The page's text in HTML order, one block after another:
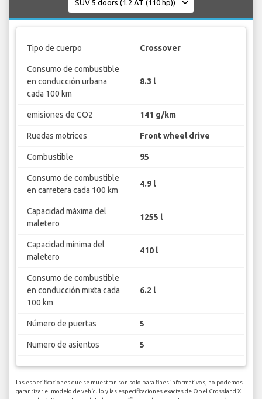
Tipo de cuerpo Crossover
Consumo de combustible
en conducción urbana
cada 100 km
8.3 l
emisiones de CO2 141 g/km
Ruedas motrices Front wheel drive
Combustible 95
Consumo de combustible
en carretera cada 100 km
4.9 l
Capacidad máxima del
maletero
1255 l
Capacidad mínima del
maletero
410 l
Consumo de combustible
en conducción mixta cada
100 km
6.2 l
Número de puertas 5
Numero de asientos 5
Las especificaciones que se muestran son solo para fines informativos, no podemos
garantizar el modelo de vehículo y las especificaciones exactas de Opel Crossland X